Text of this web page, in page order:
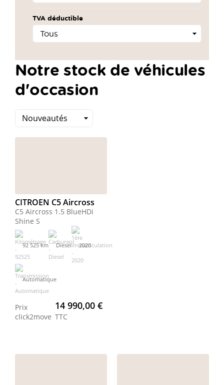
TVA déductible
Notre stock de véhicules
d'occasion
Trier
CITROEN C5 Aircross
C5 Aircross 1.5 BlueHDi
Shine S
92 525 km Diesel 2020
Automatique
Prix
click2move
14 990,00 €
TTC